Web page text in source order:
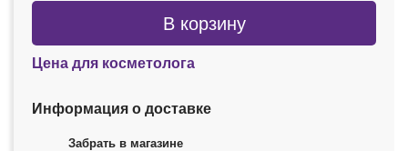
В корзину
Цена для косметолога
Информация о доставке
Забрать в магазине